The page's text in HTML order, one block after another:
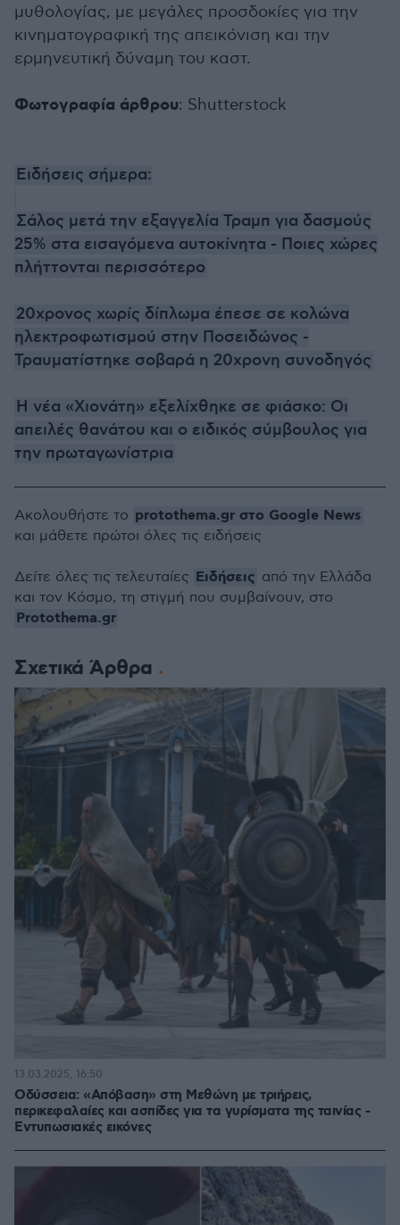
μυθολογίας, με μεγάλες προσδοκίες για την
κινηματογραφική της απεικόνιση και την
ερμηνευτική δύναμη του καστ.
Φωτογραφία άρθρου: Shutterstock
Ειδήσεις σήμερα:
Σάλος μετά την εξαγγελία Τραμπ για δασμούς
25% στα εισαγόμενα αυτοκίνητα - Ποιες χώρες
πλήττονται περισσότερο
20χρονος χωρίς δίπλωμα έπεσε σε κολώνα
ηλεκτροφωτισμού στην Ποσειδώνος -
Τραυματίστηκε σοβαρά η 20χρονη συνοδηγός
Η νέα «Χιονάτη» εξελίχθηκε σε φιάσκο: Οι
απειλές θανάτου και ο ειδικός σύμβουλος για
την πρωταγωνίστρια
Σχετικά Άρθρα
Οδύσσεια: «Απόβαση» στη Μεθώνη με τριήρεις,
περικεφαλαίες και ασπίδες για τα γυρίσματα της ταινίας -
Εντυπωσιακές εικόνες
13.03.2025, 16:50
Ακολουθήστε το protothema.gr στο Google News
και μάθετε πρώτοι όλες τις ειδήσεις
Δείτε όλες τις τελευταίες Ειδήσεις από την Ελλάδα
και τον Κόσμο, τη στιγμή που συμβαίνουν, στο
Protothema.gr